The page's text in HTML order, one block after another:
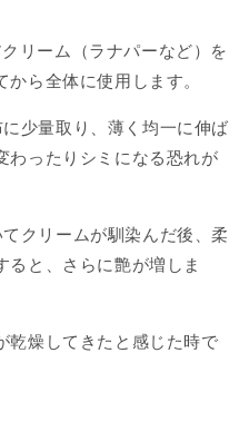
リーム（ラナパーなど）を
ら全体に使用します。
少量取り、薄く均一に伸ば
わったりシミになる恐れが
クリームが馴染んだ後、柔
ると、さらに艶が増しま
乾燥してきたと感じた時で